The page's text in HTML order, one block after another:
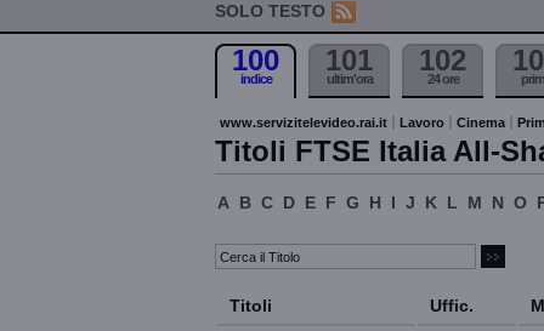
SOLO TESTO
100
indice
101
ultim'ora
102
24 ore
www.servizitelevideo.rai.it Lavoro Cinema
Titoli FTSE Italia All-
A B C D E F G H I J K L M N O
Titoli Uffic.